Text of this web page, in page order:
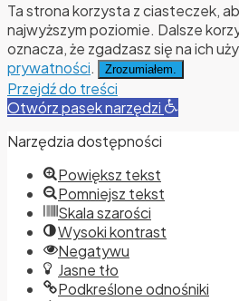
Ta strona korzysta z ciasteczek,
najwyższym poziomie. Dalsze
oznacza, że zgadzasz się na ich
prywatności. Zrozumiałem.
Przejdź do treści
Otwórz pasek narzędzi
Narzędzia dostępności
Powiększ tekst
Pomniejsz tekst
Skala szarości
Wysoki kontrast
Negatywu
Jasne tło
Podkreślone odnośniki